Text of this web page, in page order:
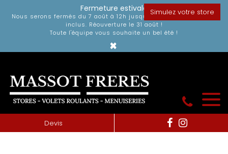
Fermeture estivale
Nous serons fermés du 7 août à 12h jusqu'au dimanche 30 août
inclus. Réouverture le 31 août !
Toute l'équipe vous souhaite un bel été !
×
Simulez votre store
Devis
Panneau de gestion des cookies